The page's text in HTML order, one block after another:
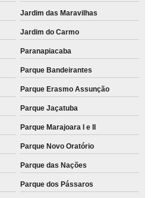
Jardim das Maravilhas
Jardim do Carmo
Paranapiacaba
Parque Bandeirantes
Parque Erasmo Assunção
Parque Jaçatuba
Parque Marajoara I e II
Parque Novo Oratório
Parque das Nações
Parque dos Pássaros